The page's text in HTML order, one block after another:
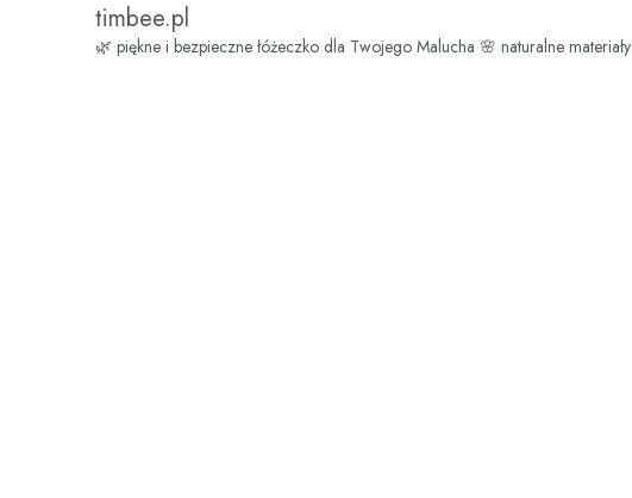
timbee.pl
🌿 piękne i bezpieczne łóżeczko dla Twojego Malucha 🌸 naturalne materiały